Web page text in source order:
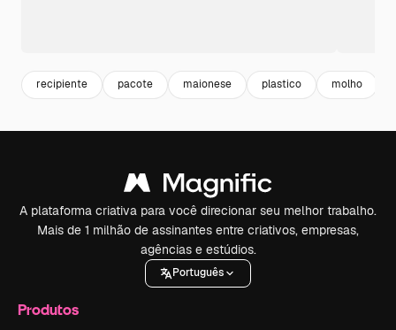
recipiente pacote maionese plastico molho
A plataforma criativa para você direcionar seu melhor trabalho.
Mais de 1 milhão de assinantes entre criativos, empresas,
agências e estúdios.
Português
Produtos